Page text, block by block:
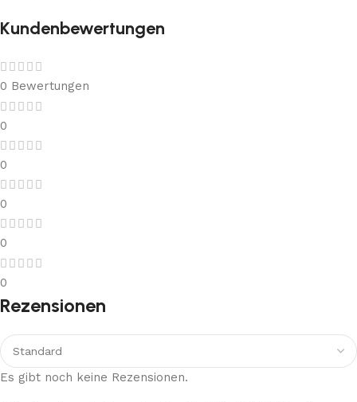
Kundenbewertungen
0 Bewertungen
0
0
0
0
0
Rezensionen
Es gibt noch keine Rezensionen.